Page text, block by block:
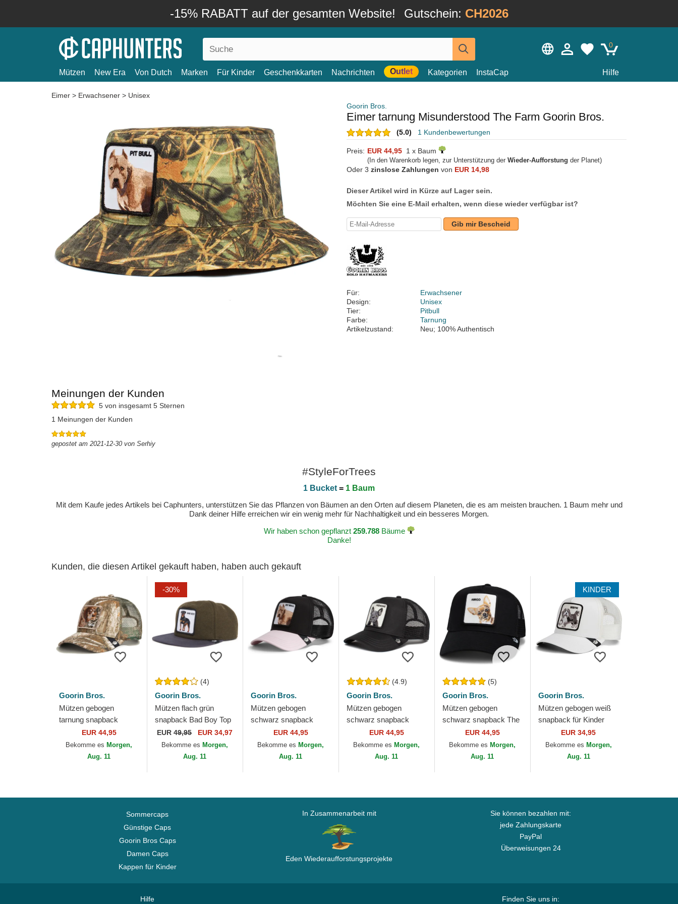
-15% RABATT auf der gesamten Website! Gutschein: CH2026
0
Mützen New Era Von Dutch Marken Für Kinder Geschenkkarten Nachrichten Outlet Kategorien InstaCap Hilfe
Eimer > Erwachsener > Unisex
Goorin Bros.
Eimer tarnung Misunderstood The Farm Goorin Bros.
(5.0) 1 Kundenbewertungen
Preis: EUR 44,95 1 x Baum
(In den Warenkorb legen, zur Unterstützung der Wieder-Aufforstung der Planet)
Oder 3 zinslose Zahlungen von EUR 14,98
Dieser Artikel wird in Kürze auf Lager sein.
Möchten Sie eine E-Mail erhalten, wenn diese wieder verfügbar ist?
Gib mir Bescheid
Für:
Erwachsener
Design:
Unisex
Tier:
Pitbull
Farbe:
Tarnung
Artikelzustand:
Neu; 100% Authentisch
Meinungen der Kunden
5 von insgesamt 5 Sternen
1 Meinungen der Kunden
gepostet am 2021-12-30 von Serhiy
#StyleForTrees
1 Bucket = 1 Baum
Mit dem Kaufe jedes Artikels bei Caphunters, unterstützen Sie das Pflanzen von Bäumen an den Orten auf diesem Planeten, die es am meisten brauchen. 1 Baum mehr und
Dank deiner Hilfe erreichen wir ein wenig mehr für Nachhaltigkeit und ein besseres Morgen.
Wir haben schon gepflanzt 259.788Bäume
Danke!
Kunden, die diesen Artikel gekauft haben, haben auch gekauft
Goorin Bros.
Mützen gebogen
tarnung snapback
Realtree Edge Grump
Dog The Farm Goorin
EUR 44,95
Bekomme es Morgen,
Aug. 11
-30%
(4)
Goorin Bros.
Mützen flach grün
snapback Bad Boy Top
Dog The Farm Flats
The Farm Goorin Bros.
EUR49,95 EUR 34,97
Bekomme es Morgen,
Aug. 11
Goorin Bros.
Mützen gebogen
schwarz snapback
Whisper The Farm
Goorin Bros.
EUR 44,95
Bekomme es Morgen,
Aug. 11
(4.9)
Goorin Bros.
Mützen gebogen
schwarz snapback
Frenchie The Farm
Goorin Bros.
EUR 44,95
Bekomme es Morgen,
Aug. 11
(5)
Goorin Bros.
Mützen gebogen
schwarz snapback The
Amigo Core Combo The
Farm Goorin Bros.
EUR 44,95
Bekomme es Morgen,
Aug. 11
KINDER
Goorin Bros.
Mützen gebogen weiß
snapback für Kinder
Bestie Mini The Farm
Goorin Bros.
EUR 34,95
Bekomme es Morgen,
Aug. 11
Sommercaps
Günstige Caps
Goorin Bros Caps
Damen Caps
Kappen für Kinder
In Zusammenarbeit mit
Eden Wiederaufforstungsprojekte
Sie können bezahlen mit:
jede Zahlungskarte
PayPal
Überweisungen 24
Hilfe Finden Sie uns in: